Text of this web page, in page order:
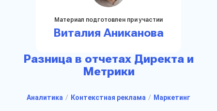
Материал подготовлен при участии
Виталия Аниканова
Разница в отчетах Директа и
Метрики
Аналитика Контекстная реклама Маркетинг